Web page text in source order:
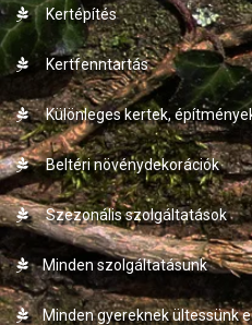
Kertépítés
Kertfenntartás
Különleges kertek,
Beltéri növénydekorációk
Szezonális szolgáltatások
Minden szolgáltatásunk
Minden gyereknek ültessünk